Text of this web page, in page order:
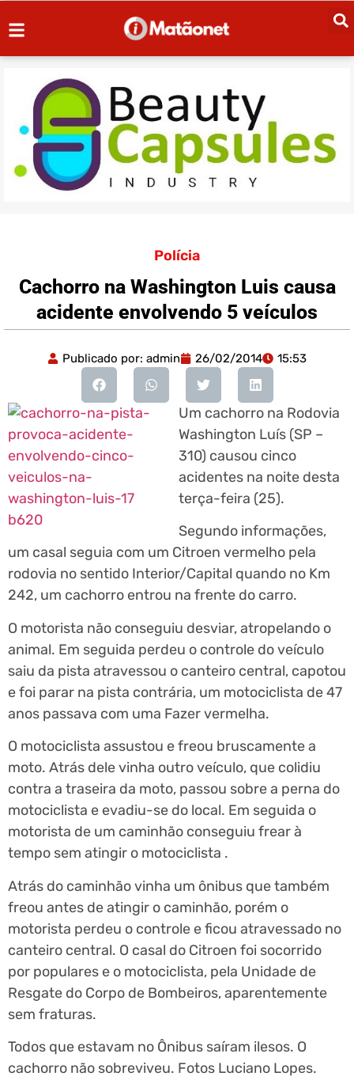
Polícia
Cachorro na Washington Luis causa
acidente envolvendo 5 veículos
Publicado por: admin 26/02/2014 15:53
Um cachorro na Rodovia
Washington Luís (SP –
310) causou cinco
acidentes na noite desta
terça-feira (25).
Segundo informações,
um casal seguia com um Citroen vermelho pela
rodovia no sentido Interior/Capital quando no Km
242, um cachorro entrou na frente do carro.
O motorista não conseguiu desviar, atropelando o
animal. Em seguida perdeu o controle do veículo
saiu da pista atravessou o canteiro central, capotou
e foi parar na pista contrária, um motociclista de 47
anos passava com uma Fazer vermelha.
O motociclista assustou e freou bruscamente a
moto. Atrás dele vinha outro veículo, que colidiu
contra a traseira da moto, passou sobre a perna do
motociclista e evadiu-se do local. Em seguida o
motorista de um caminhão conseguiu frear à
tempo sem atingir o motociclista .
Atrás do caminhão vinha um ônibus que também
freou antes de atingir o caminhão, porém o
motorista perdeu o controle e ficou atravessado no
canteiro central. O casal do Citroen foi socorrido
por populares e o motociclista, pela Unidade de
Resgate do Corpo de Bombeiros, aparentemente
sem fraturas.
Todos que estavam no Ônibus saíram ilesos. O
cachorro não sobreviveu. Fotos Luciano Lopes.